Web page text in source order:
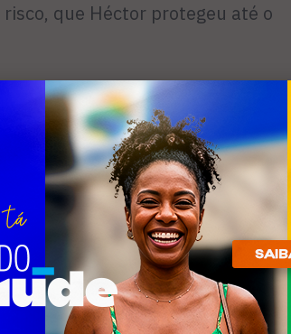
que Héctor protegeu até o
morrer, Jack passa por um
O tema central da história é
o protagonista transforma sua
se tornar mais forte e letal,
legado da família e buscar
internacional, a produção
com gravações em locações